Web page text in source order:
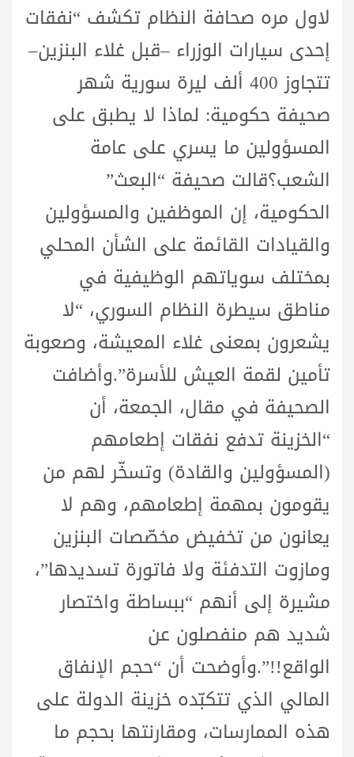
لاول مره صحافة النظام تكشف “نفقات
إحدى سيارات الوزراء –قبل غلاء البنزين–
تتجاوز 400 ألف ليرة سورية شهر
صحيفة حكومية: لماذا لا يطبق على
المسؤولين ما يسري على عامة
الشعب؟قالت صحيفة “البعث”
الحكومية، إن الموظفين والمسؤولين
والقيادات القائمة على الشأن المحلي
بمختلف سوياتهم الوظيفية في
مناطق سيطرة النظام السوري، “لا
يشعرون بمعنى غلاء المعيشة، وصعوبة
تأمين لقمة العيش للأسرة”.وأضافت
الصحيفة في مقال، الجمعة، أن
“الخزينة تدفع نفقات إطعامهم
(المسؤولين والقادة) وتسخّر لهم من
يقومون بمهمة إطعامهم، وهم لا
يعانون من تخفيض مخصّصات البنزين
ومازوت التدفئة ولا فاتورة تسديدها”،
مشيرة إلى أنهم “ببساطة واختصار
شديد هم منفصلون عن
الواقع!!”.وأوضحت أن “حجم الإنفاق
المالي الذي تتكبّده خزينة الدولة على
هذه الممارسات، ومقارنتها بحجم ما